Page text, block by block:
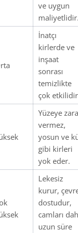
ve uygun
İnatçı
kirlerde ve
inşaat
sonrası
temizlikte
çok
Yüzeye
vermez,
yosun ve
gibi kirleri
yok eder.
Lekesiz
kurur,
dostudur,
camları
uzun süre